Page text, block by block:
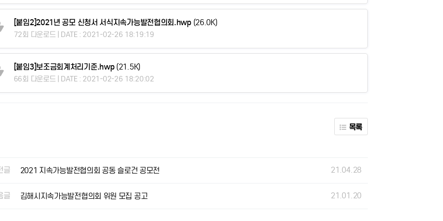
[붙임2]2021년 공모 신청서 서식지속가능발전협의회.hwp(26.0K)
72회 다운로드 | DATE : 2021-02-26 18:19:19
[붙임3]보조금회계처리기준.hwp(21.5K)
66회 다운로드 | DATE : 2021-02-26 18:20:02
목록
글 2021 지속가능발전협의회 공동 슬로건 공모전 21.04.28
글 김해시지속가능발전협의회 위원 모집 공고 21.01.20